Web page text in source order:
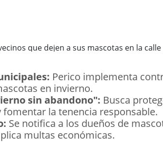
Perico implementa
en invierno.
sin abandono": Busca
la tenencia responsable.
Se notifica a los dueños de
multas económicas.